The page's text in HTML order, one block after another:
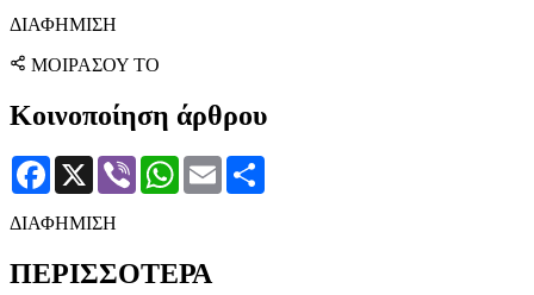
ΔΙΑΦΗΜΙΣΗ
ΜΟΙΡΑΣΟΥ ΤΟ
Κοινοποίηση άρθρου
Facebook
X Viber WhatsApp
Email
ΔΙΑΦΗΜΙΣΗ
ΠΕΡΙΣΣΟΤΕΡΑ